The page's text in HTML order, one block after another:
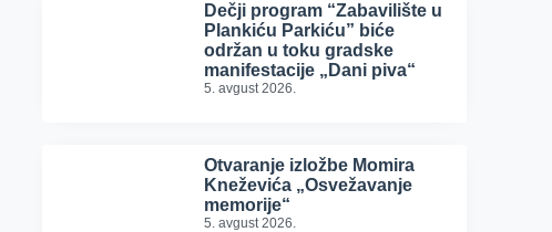
Dečji program “Zabavilište u
Plankiću Parkiću” biće
održan u toku gradske
manifestacije „Dani piva“
5. avgust 2026.
Otvaranje izložbe Momira
Kneževića „Osvežavanje
memorije“
5. avgust 2026.